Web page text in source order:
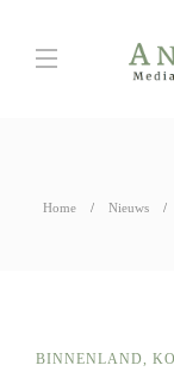
Home Nieuws
BINNENLAND,